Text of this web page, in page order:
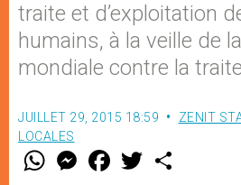
traite et d’exploitation
humains, à la veille de
mondiale contre la
JUILLET 29, 2015 18:59 ZENIT
LOCALES
W M
e
F
a w